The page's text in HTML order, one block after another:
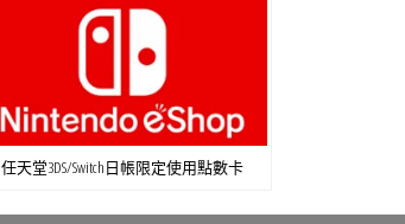
任天堂3DS/Switch日帳限定使用點數卡